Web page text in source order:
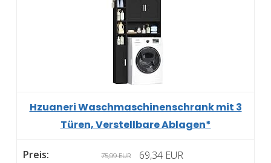
Hzuaneri Waschmaschinenschrank mit 3
Türen, Verstellbare Ablagen*
75,99 EUR 69,34 EUR